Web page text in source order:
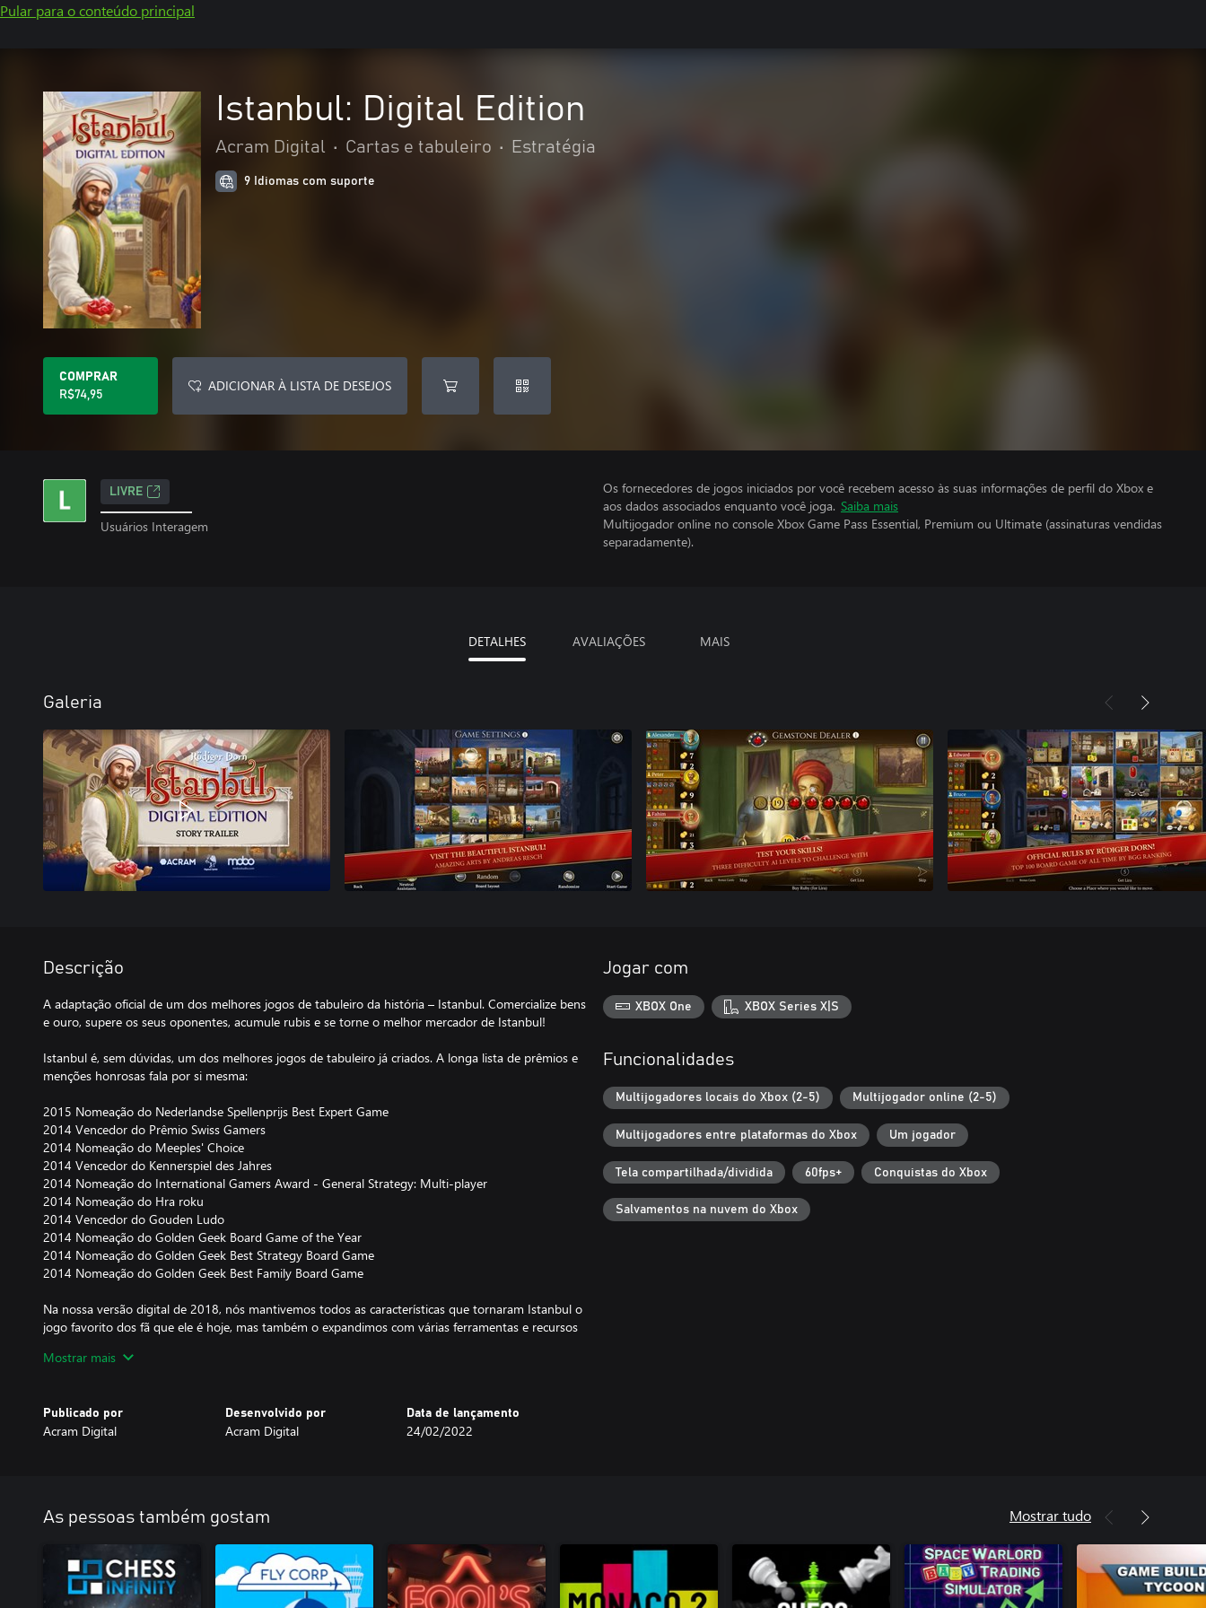
Pular para o conteúdo principal
Istanbul: Digital Edition
Acram Digital • Cartas e tabuleiro • Estratégia
9 Idiomas com suporte
COMPRAR
R$74,95
ADICIONAR À LISTA DE DESEJOS
LIVRE
Usuários Interagem
Os fornecedores de jogos iniciados por você recebem acesso às suas informações de perfil do Xbox e
aos dados associados enquanto você joga. Saiba mais
Multijogador online no console Xbox Game Pass Essential, Premium ou Ultimate (assinaturas vendidas
separadamente).
DETALHES AVALIAÇÕES MAIS
Galeria
Descrição
A adaptação oficial de um dos melhores jogos de tabuleiro da história – Istanbul. Comercialize bens
e ouro, supere os seus oponentes, acumule rubis e se torne o melhor mercador de Istanbul!
Istanbul é, sem dúvidas, um dos melhores jogos de tabuleiro já criados. A longa lista de prêmios e
menções honrosas fala por si mesma:
2015 Nomeação do Nederlandse Spellenprijs Best Expert Game
2014 Vencedor do Prêmio Swiss Gamers
2014 Nomeação do Meeples' Choice
2014 Vencedor do Kennerspiel des Jahres
2014 Nomeação do International Gamers Award - General Strategy: Multi-player
2014 Nomeação do Hra roku
2014 Vencedor do Gouden Ludo
2014 Nomeação do Golden Geek Board Game of the Year
2014 Nomeação do Golden Geek Best Strategy Board Game
2014 Nomeação do Golden Geek Best Family Board Game
Na nossa versão digital de 2018, nós mantivemos todos as características que tornaram Istanbul o
jogo favorito dos fã que ele é hoje, mas também o expandimos com várias ferramentas e recursos
com a conveniência esperada de um dispositivo eletrônico.
Você consegue se tornar o primeiro mercador a coletar uma certa quantidade de rubis?
• Adquira habilidades especiais para aumentar a sua vantagem sobre os seus competidores
• Compre rubis ou troque-os por bens
Em Istanbul, você lidera um mercante com quatro assistentes por 16 locais no bazar. Em cada local,
você pode fazer uma ação específica. O desafio é que para fazer uma ação, você precisa mover o
mercador e um assistente até lá e depois deixar o assistente lá para lidar com os detalhes enquanto
Mostrar mais
Publicado por
Acram Digital
Desenvolvido por
Acram Digital
Data de lançamento
24/02/2022
Jogar com
XBOX One XBOX Series X|S
Funcionalidades
Multijogadores locais do Xbox (2-5) Multijogador online (2-5)
Multijogadores entre plataformas do Xbox Um jogador
Tela compartilhada/dividida 60fps+ Conquistas do Xbox
Salvamentos na nuvem do Xbox
As pessoas também gostam Mostrar tudo